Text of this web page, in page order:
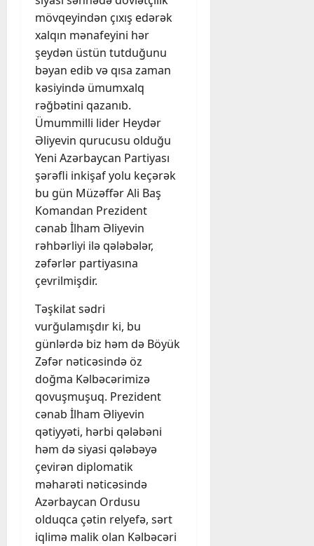
mövqeyindən çıxış edərək
xalqın mənafeyini hər
şeydən üstün tutduğunu
bəyan edib və qısa zaman
kəsiyində ümumxalq
rəğbətini qazanıb.
Ümummilli lider Heydər
Əliyevin qurucusu olduğu
Yeni Azərbaycan Partiyası
şərəfli inkişaf yolu keçərək
bu gün Müzəffər Ali Baş
Komandan Prezident
cənab İlham Əliyevin
rəhbərliyi ilə qələbələr,
zəfərlər partiyasına
çevrilmişdir.
Təşkilat sədri
vurğulamışdır ki, bu
günlərdə biz həm də Böyük
Zəfər nəticəsində öz
doğma Kəlbəcərimizə
qovuşmuşuq. Prezident
cənab İlham Əliyevin
qətiyyəti, hərbi qələbəni
həm də siyasi qələbəyə
çevirən diplomatik
məharəti nəticəsində
Azərbaycan Ordusu
olduqca çətin relyefə, sərt
iqlimə malik olan Kəlbəcəri